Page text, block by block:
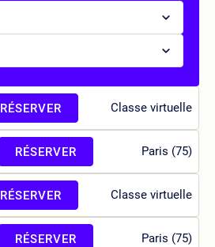
Classe virtuelle
RÉSERVER
Paris (75)
RÉSERVER
Classe virtuelle
RÉSERVER
Paris (75)
RÉSERVER